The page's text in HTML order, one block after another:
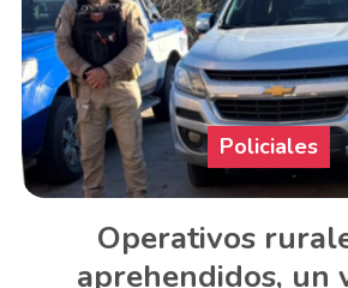
Operativos
aprehendidos, un
Policiales